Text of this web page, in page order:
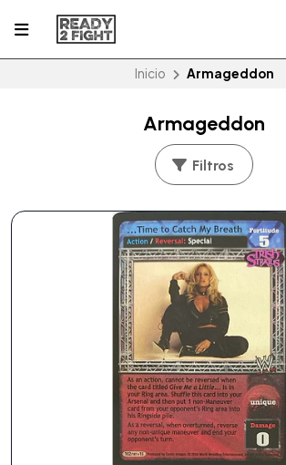
Inicio Armageddon
Armageddon
Filtros